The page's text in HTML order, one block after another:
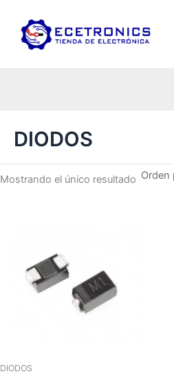
contenido
DIODOS
Mostrando el único resultado
DIODOS